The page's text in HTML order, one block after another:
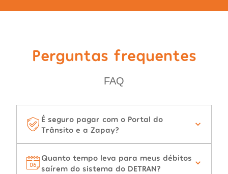
Perguntas frequentes
FAQ
É seguro pagar com o Portal do
Trânsito e a Zapay?
Quanto tempo leva para meus débitos
saírem do sistema do DETRAN?